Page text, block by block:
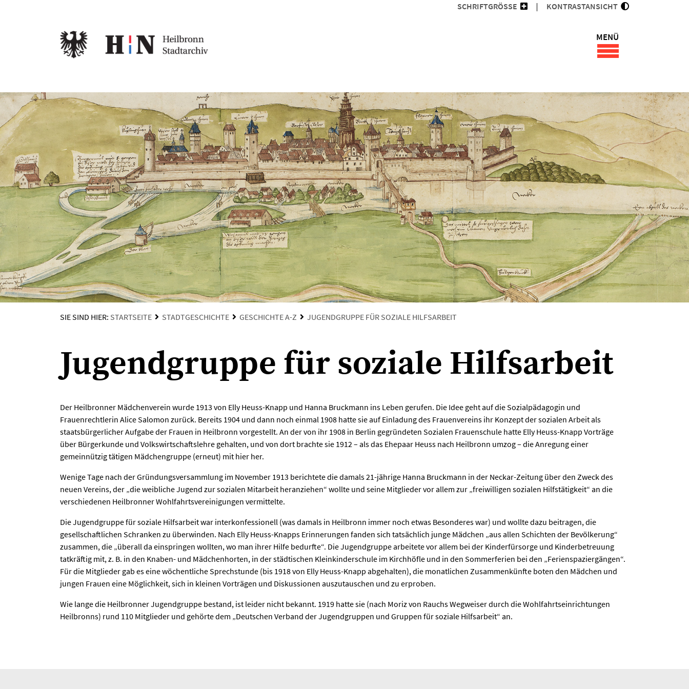
SCHRIFTGRÖSSE KONTRASTANSICHT
MENÜ
SIE SIND HIER: STARTSEITE STADTGESCHICHTE GESCHICHTE A-Z JUGENDGRUPPE FÜR SOZIALE HILFSARBEIT
Jugendgruppe für soziale Hilfsarbeit
Der Heilbronner Mädchenverein wurde 1913 von Elly Heuss-Knapp und Hanna Bruckmann ins Leben gerufen. Die Idee geht auf die Sozialpädagogin und
Frauenrechtlerin Alice Salomon zurück. Bereits 1904 und dann noch einmal 1908 hatte sie auf Einladung des Frauenvereins ihr Konzept der sozialen Arbeit als
staatsbürgerlicher Aufgabe der Frauen in Heilbronn vorgestellt. An der von ihr 1908 in Berlin gegründeten Sozialen Frauenschule hatte Elly Heuss-Knapp Vorträge
über Bürgerkunde und Volkswirtschaftslehre gehalten, und von dort brachte sie 1912 – als das Ehepaar Heuss nach Heilbronn umzog – die Anregung einer
gemeinnützig tätigen Mädchengruppe (erneut) mit hier her.
Wenige Tage nach der Gründungsversammlung im November 1913 berichtete die damals 21-jährige Hanna Bruckmann in der Neckar-Zeitung über den Zweck des
neuen Vereins, der „die weibliche Jugend zur sozialen Mitarbeit heranziehen“ wollte und seine Mitglieder vor allem zur „freiwilligen sozialen Hilfstätigkeit“ an die
verschiedenen Heilbronner Wohlfahrtsvereinigungen vermittelte.
Die Jugendgruppe für soziale Hilfsarbeit war interkonfessionell (was damals in Heilbronn immer noch etwas Besonderes war) und wollte dazu beitragen, die
gesellschaftlichen Schranken zu überwinden. Nach Elly Heuss-Knapps Erinnerungen fanden sich tatsächlich junge Mädchen „aus allen Schichten der Bevölkerung“
zusammen, die „überall da einspringen wollten, wo man ihrer Hilfe bedurfte“. Die Jugendgruppe arbeitete vor allem bei der Kinderfürsorge und Kinderbetreuung
tatkräftig mit, z. B. in den Knaben- und Mädchenhorten, in der städtischen Kleinkinderschule im Kirchhöfle und in den Sommerferien bei den „Ferienspaziergängen“.
Für die Mitglieder gab es eine wöchentliche Sprechstunde (bis 1918 von Elly Heuss-Knapp abgehalten), die monatlichen Zusammenkünfte boten den Mädchen und
jungen Frauen eine Möglichkeit, sich in kleinen Vorträgen und Diskussionen auszutauschen und zu erproben.
Wie lange die Heilbronner Jugendgruppe bestand, ist leider nicht bekannt. 1919 hatte sie (nach Moriz von Rauchs Wegweiser durch die Wohlfahrtseinrichtungen
Heilbronns) rund 110 Mitglieder und gehörte dem „Deutschen Verband der Jugendgruppen und Gruppen für soziale Hilfsarbeit“ an.